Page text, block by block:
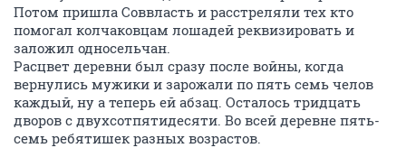
Потом пришла Соввласть и расстреляли тех кто
помогал колчаковцам лошадей реквизировать и
заложил односельчан.
Расцвет деревни был сразу после войны, когда
вернулись мужики и зарожали по пять семь челов
каждый, ну а теперь ей абзац. Осталось тридцать
дворов с двухсотпятидесяти. Во всей деревне пять-
семь ребятишек разных возрастов.